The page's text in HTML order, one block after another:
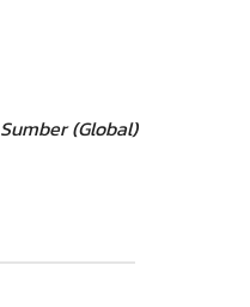
Sumber (Global)